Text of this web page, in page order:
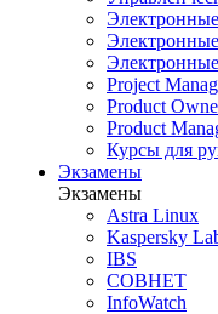
Project
Product
Product
Курсы для
Экзамены
Экзамены
Astra Linux
Kaspersky
IBS
СОВНЕТ
InfoWatch